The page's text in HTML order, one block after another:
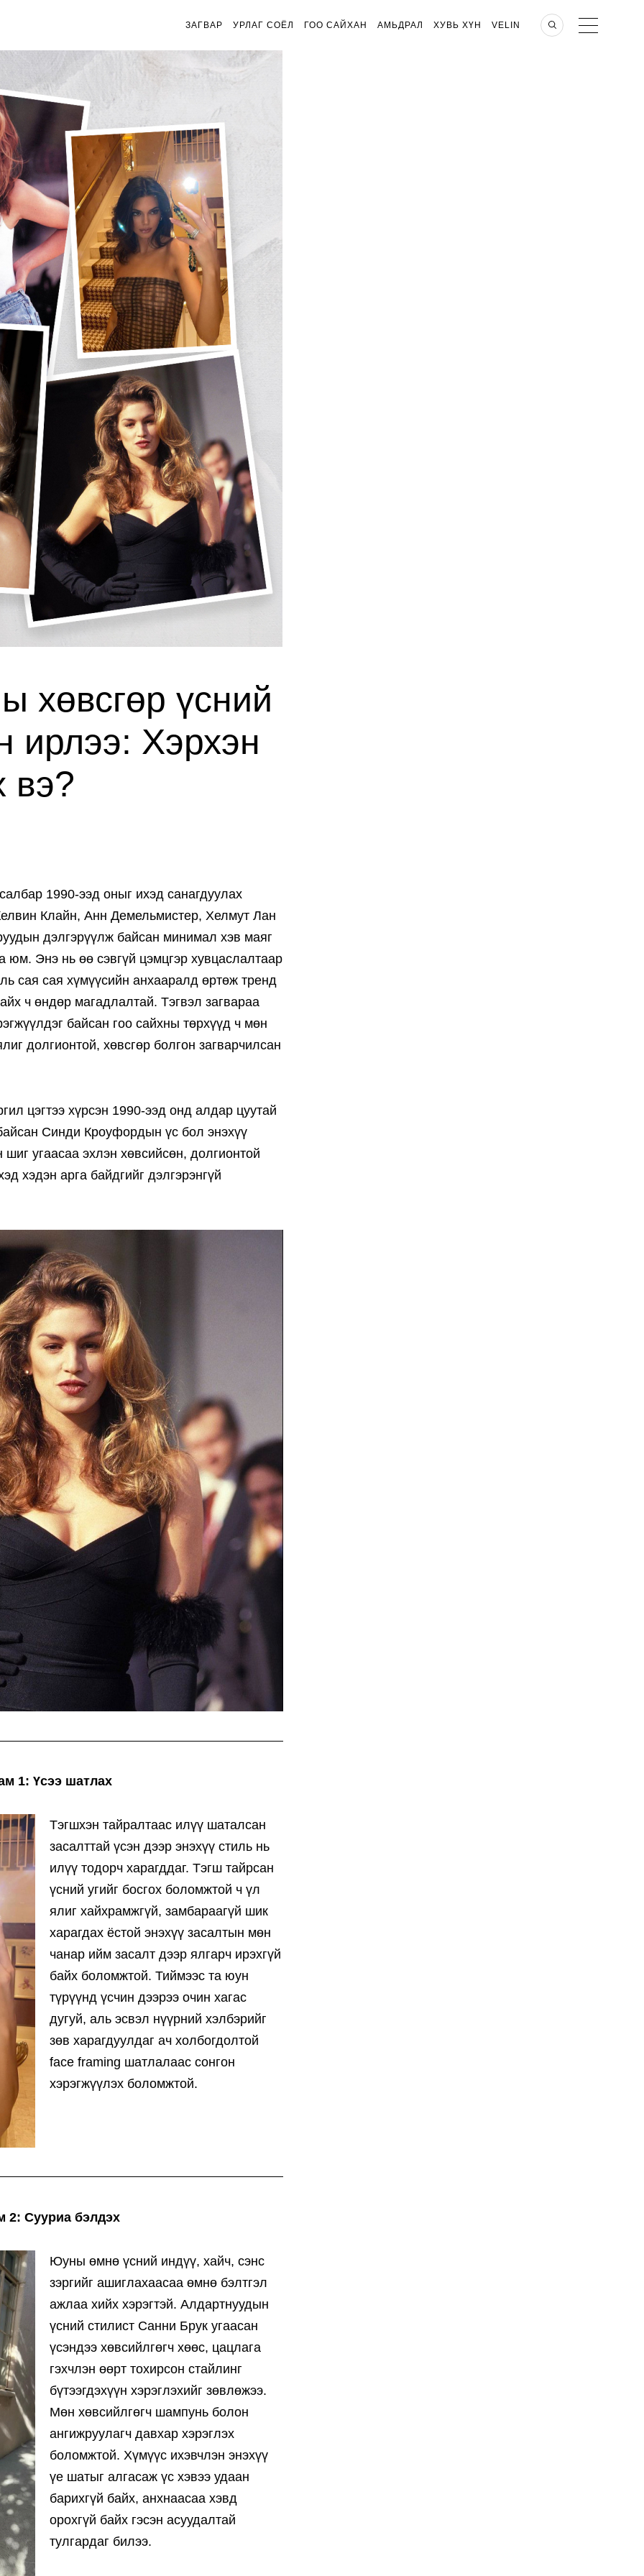
ЗАГВАР УРЛАГ СОЁЛ ГОО САЙХАН АМЬДРАЛ ХУВЬ ХҮН VELIN
хөвсгөр үсний
ирлээ: Хэрхэн
вэ?
1990-ээд оныг ихэд санагдуулах
Клайн, Анн Демельмистер, Хелмут Лан
дэлгэрүүлж байсан минимал хэв маяг
юм. Энэ нь өө сэвгүй цэмцгэр хувцаслалтаар
сая сая хүмүүсийн анхааралд өртөж тренд
ч өндөр магадлалтай. Тэгвэл загвараа
байсан гоо сайхны төрхүүд ч мөн
долгионтой, хөвсгөр болгон загварчилсан
цэгтээ хүрсэн 1990-ээд онд алдар цуутай
Синди Кроуфордын үс бол энэхүү
угаасаа эхлэн хөвсийсөн, долгионтой
хэдэн арга байдгийг дэлгэрэнгүй
1: Үсээ шатлах
Тэгшхэн тайралтаас илүү шаталсан
засалттай үсэн дээр энэхүү стиль нь
илүү тодорч харагддаг. Тэгш тайрсан
үсний угийг босгох боломжтой ч үл
ялиг хайхрамжгүй, замбараагүй шик
харагдах ёстой энэхүү засалтын мөн
чанар ийм засалт дээр ялгарч ирэхгүй
байх боломжтой. Тиймээс та юун
түрүүнд үсчин дээрээ очин хагас
дугуй, аль эсвэл нүүрний хэлбэрийг
зөв харагдуулдаг ач холбогдолтой
face framing шатлалаас сонгон
хэрэгжүүлэх боломжтой.
2: Сууриа бэлдэх
Юуны өмнө үсний индүү, хайч, сэнс
зэргийг ашиглахаасаа өмнө бэлтгэл
ажлаа хийх хэрэгтэй. Алдартнуудын
үсний стилист Санни Брук угаасан
үсэндээ хөвсийлгөгч хөөс, цацлага
гэхчлэн өөрт тохирсон стайлинг
бүтээгдэхүүн хэрэглэхийг зөвлөжээ.
Мөн хөвсийлгөгч шампунь болон
ангижруулагч давхар хэрэглэх
боломжтой. Хүмүүс ихэвчлэн энэхүү
үе шатыг алгасаж үс хэвээ удаан
барихгүй байх, анхнаасаа хэвд
орохгүй байх гэсэн асуудалтай
тулгардаг билээ.